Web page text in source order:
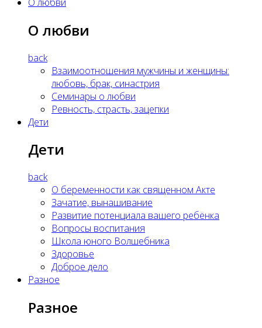
О любви
back
Взаимоотношения мужчины и женщины:
любовь, брак, синастрия
Семинары о любви
Ревность, страсть, зацепки
Дети
Дети
back
О беременности как священном Акте
Зачатие, вынашивание
Развитие потенциала вашего ребёнка
Вопросы воспитания
Школа юного Волшебника
Здоровье
Доброе дело
Разное
Разное